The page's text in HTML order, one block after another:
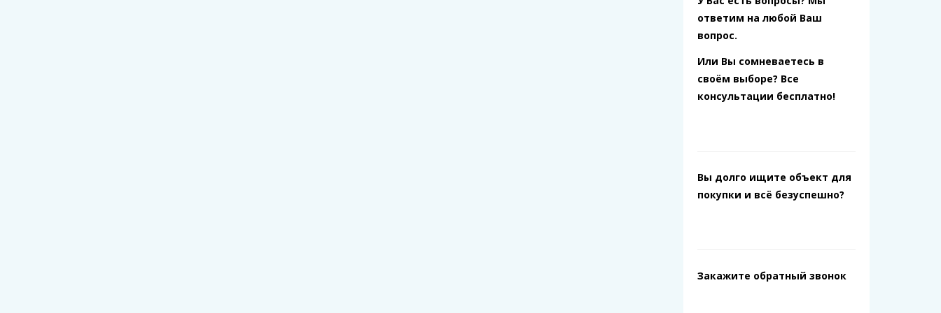
ответим на любой Ваш
вопрос.
Или Вы сомневаетесь в
своём выборе? Все
консультации бесплатно!
Вы долго ищите объект для
покупки и всё безуспешно?
Закажите обратный звонок